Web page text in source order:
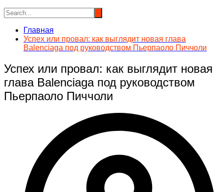
Главная
Успех или провал: как выглядит новая глава
Balenciaga под руководством Пьерпаоло Пиччоли
Успех или провал: как выглядит новая
глава Balenciaga под руководством
Пьерпаоло Пиччоли